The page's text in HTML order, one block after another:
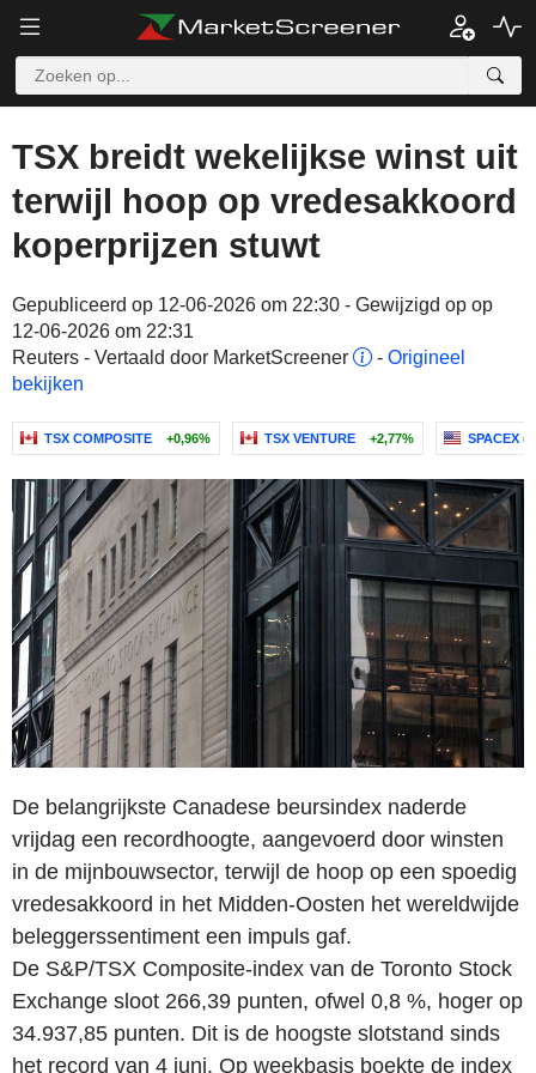
TSX breidt wekelijkse winst uit
terwijl hoop op vredesakkoord
koperprijzen stuwt
Gepubliceerd op 12-06-2026 om 22:30 - Gewijzigd op op
12-06-2026 om 22:31
Reuters - Vertaald door MarketScreener
- Origineel
bekijken
TSX COMPOSITE +0,96% TSX VENTURE +2,77% SPACEX
De belangrijkste Canadese beursindex naderde
vrijdag een recordhoogte, aangevoerd door winsten
in de mijnbouwsector, terwijl de hoop op een spoedig
vredesakkoord in het Midden-Oosten het wereldwijde
beleggerssentiment een impuls gaf.
De S&P/TSX Composite-index van de Toronto Stock
Exchange sloot 266,39 punten, ofwel 0,8 %, hoger op
34.937,85 punten. Dit is de hoogste slotstand sinds
het record van 4 juni. Op weekbasis boekte de index